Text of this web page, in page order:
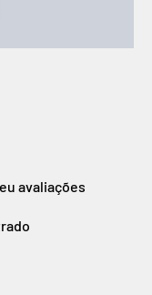
avaliações